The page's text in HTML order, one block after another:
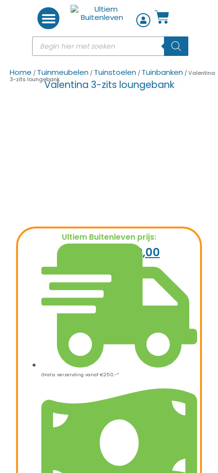
Home / Tuinmeubelen / Tuinstoelen / Tuinbanken / Valentina
3-zits loungebankValentina 3-zits loungebank
Ultiem Buitenleven prijs:
€ 699,00
Gratis verzending vanaf €250,-*